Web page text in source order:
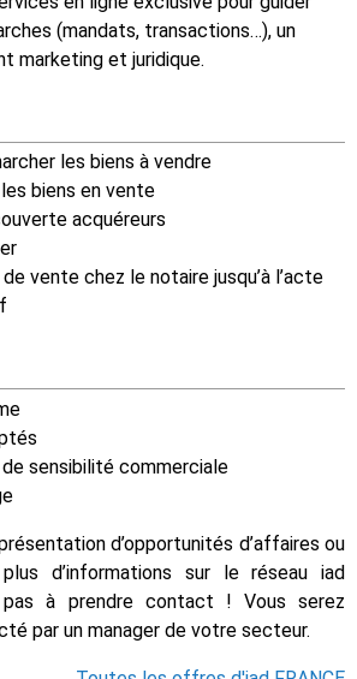
(mandats, transactions…), un
marketing et juridique.
les biens à vendre
biens en vente
acquéreurs
vente chez le notaire jusqu’à l’acte
sensibilité commerciale
d’opportunités d’affaires ou
d’informations sur le réseau iad
pas à prendre contact ! Vous serez
par un manager de votre secteur.